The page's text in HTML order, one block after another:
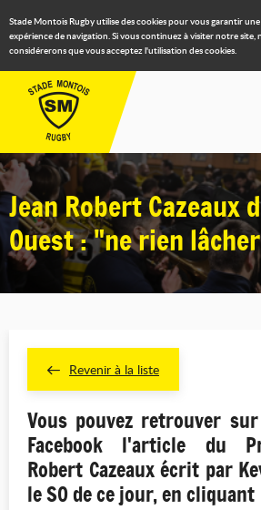
Stade Montois Rugby utilise des cookies pour vous garantir
expérience de navigation. Si vous continuez à visiter notre site,
considérerons que vous acceptez l'utilisation des cookies.
Jean Robert Cazeaux
Ouest : "ne rien
Revenir à la liste
Vous pouvez retrouver
Facebook l'article du
Robert Cazeaux écrit par
le SO de ce jour, en cliquant